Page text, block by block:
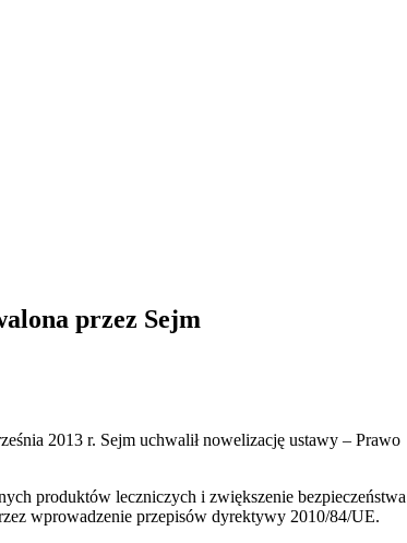
przez Sejm
2013 r. Sejm uchwalił nowelizację ustawy – Prawo
produktów leczniczych i zwiększenie bezpieczeństwa
wprowadzenie przepisów dyrektywy 2010/84/UE.